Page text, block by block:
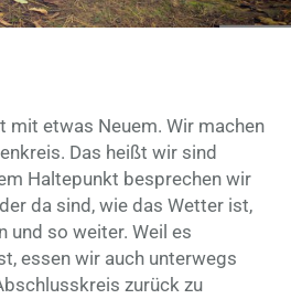
mit etwas Neuem. Wir machen
Das heißt wir sind
Haltepunkt besprechen wir
da sind, wie das Wetter ist,
und so weiter. Weil es
essen wir auch unterwegs
zurück zu